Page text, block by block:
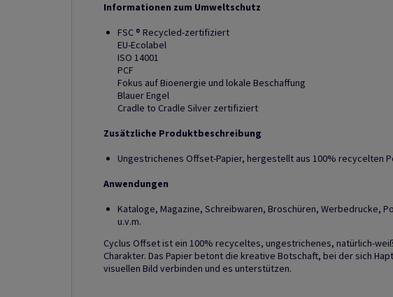
Informationen zum Umweltschutz
FSC ® Recycled-zertifiziert
EU-Ecolabel
ISO 14001
PCF
Fokus auf Bioenergie und lokale Beschaffung
Blauer Engel
Cradle to Cradle Silver zertifiziert
Zusätzliche Produktbeschreibung
Ungestrichenes Offset-Papier, hergestellt aus 100% recycelten
Anwendungen
Kataloge, Magazine, Schreibwaren, Broschüren, Werbedrucke,
u.v.m.
Cyclus Offset ist ein 100% recyceltes, ungestrichenes, natürlich-
Charakter. Das Papier betont die kreative Botschaft, bei der sich
visuellen Bild verbinden und es unterstützen.